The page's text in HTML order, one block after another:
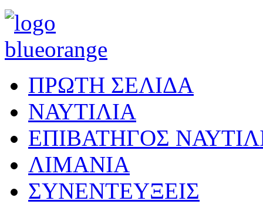
ΠΡΩΤΗ ΣΕΛΙΔΑ
ΝΑΥΤΙΛΙΑ
ΕΠΙΒΑΤΗΓΟΣ
ΛΙΜΑΝΙΑ
ΣΥΝΕΝΤΕΥΞΕΙΣ